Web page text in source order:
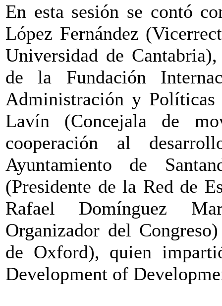
En esta sesión se contó
López Fernández
Universidad de
de la Fundación
Administración y
Lavín (Concejala de
cooperación al
Ayuntamiento de
(Presidente de la Red de
Rafael Domínguez
Organizador del
de Oxford), quien
Development of